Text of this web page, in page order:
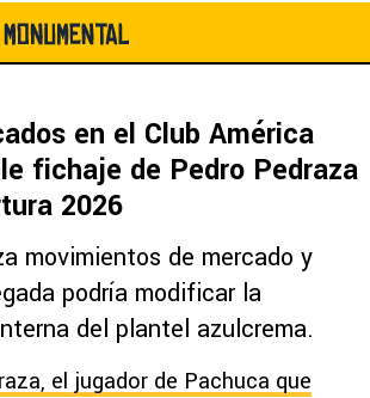
en el Club América
fichaje de Pedro Pedraza
2026
movimientos de mercado y
podría modificar la
del plantel azulcrema.
el jugador de Pachuca que